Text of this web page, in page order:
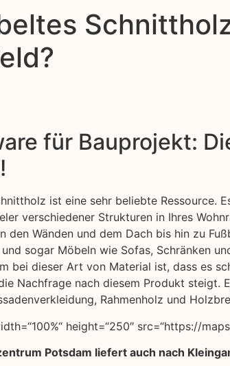
für Bauprojekt:
ist eine sehr beliebte Ressource.
verschiedener Strukturen in Ihres
den Wänden und dem Dach bis hin zu
sogar Möbeln wie Sofas, Schränken
bei dieser Art von Material ist, dass es
Nachfrage nach diesem Produkt steigt.
Rahmenholz und
height=“250″ src=“https://
Potsdam liefert auch nach